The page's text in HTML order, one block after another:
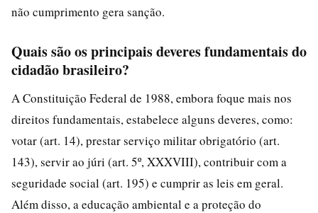
não cumprimento gera sanção.
Quais são os principais deveres fundamentais do
cidadão brasileiro?
A Constituição Federal de 1988, embora foque mais nos
direitos fundamentais, estabelece alguns deveres, como:
votar (art. 14), prestar serviço militar obrigatório (art.
143), servir ao júri (art. 5º, XXXVIII), contribuir com a
seguridade social (art. 195) e cumprir as leis em geral.
Além disso, a educação ambiental e a proteção do